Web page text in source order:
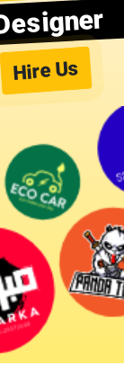
Hire Us